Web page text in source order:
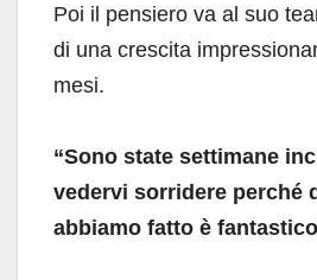
Poi il pensiero va al suo
di una crescita
mesi.
“Sono state settimane
vedervi sorridere perché
abbiamo fatto è